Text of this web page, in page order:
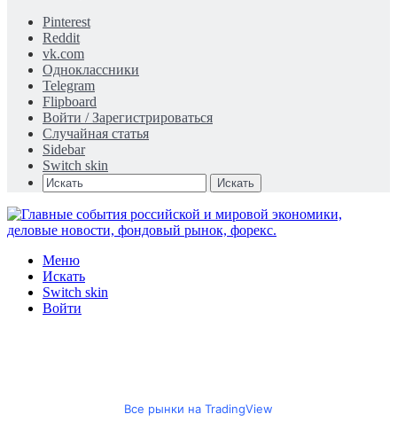
Pinterest
Reddit
vk.com
Одноклассники
Telegram
Flipboard
Войти / Зарегистрироваться
Случайная статья
Sidebar
Switch skin
Искать
Меню
Искать
Switch skin
Войти
Все рынки на TradingView